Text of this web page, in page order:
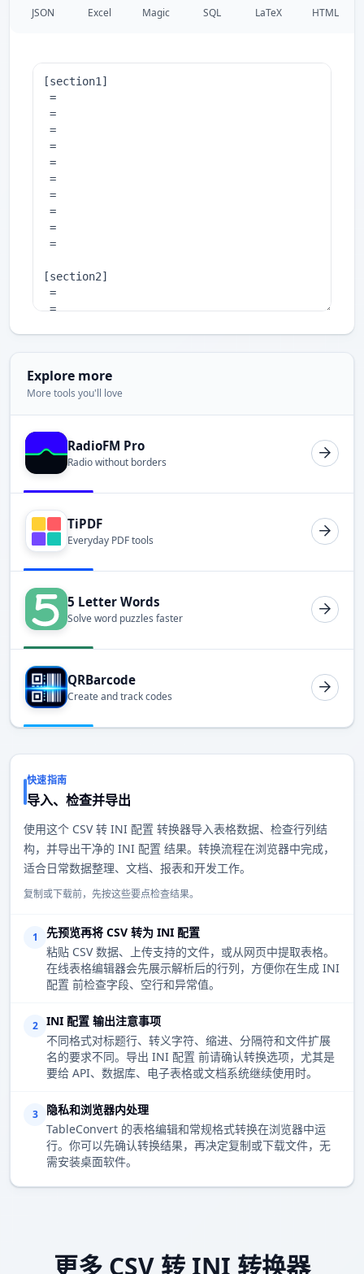
JSON Excel Magic SQL LaTeX HTML
Explore more
More tools you'll love
RadioFM Pro
Radio without borders
TiPDF
Everyday PDF tools
5 Letter Words
Solve word puzzles faster
QRBarcode
Create and track codes
快速指南
导入、检查并导出
使用这个 CSV 转 INI 配置 转换器导入表格数据、检查行列结
构，并导出干净的 INI 配置 结果。转换流程在浏览器中完成，
适合日常数据整理、文档、报表和开发工作。
复制或下载前，先按这些要点检查结果。
1
先预览再将 CSV 转为 INI 配置
粘贴 CSV 数据、上传支持的文件，或从网页中提取表格。
在线表格编辑器会先展示解析后的行列，方便你在生成 INI
配置 前检查字段、空行和异常值。
2
INI 配置 输出注意事项
不同格式对标题行、转义字符、缩进、分隔符和文件扩展
名的要求不同。导出 INI 配置 前请确认转换选项，尤其是
要给 API、数据库、电子表格或文档系统继续使用时。
3
隐私和浏览器内处理
TableConvert 的表格编辑和常规格式转换在浏览器中运
行。你可以先确认转换结果，再决定复制或下载文件，无
需安装桌面软件。
更多 CSV 转 INI 转换器